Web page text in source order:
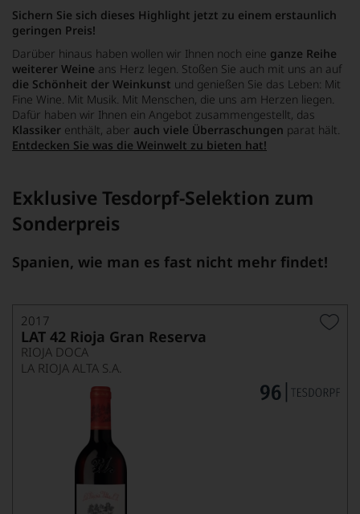
Sichern Sie sich dieses Highlight jetzt zu einem erstaunlich
geringen Preis!
Darüber hinaus haben wollen wir Ihnen noch eine ganze Reihe
weiterer Weine ans Herz legen. Stoßen Sie auch mit uns an auf
die Schönheit der Weinkunst und genießen Sie das Leben: Mit
Fine Wine. Mit Musik. Mit Menschen, die uns am Herzen liegen.
Dafür haben wir Ihnen ein Angebot zusammengestellt, das
Klassiker enthält, aber auch viele Überraschungen parat hält.
Entdecken Sie was die Weinwelt zu bieten hat!
Exklusive Tesdorpf-Selektion zum
Sonderpreis
Spanien, wie man es fast nicht mehr findet!
2017
LAT 42 Rioja Gran Reserva
RIOJA DOCA
LA RIOJA ALTA S.A.